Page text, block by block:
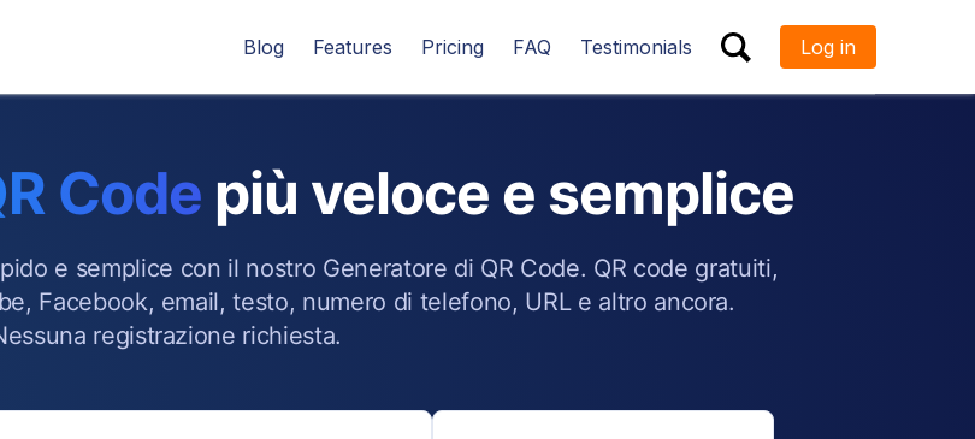
Blog Features Pricing FAQ Testimonials Log in
Code più veloce e semplice
e semplice con il nostro Generatore di QR Code. QR code gratuiti,
Facebook, email, testo, numero di telefono, URL e altro ancora.
registrazione richiesta.